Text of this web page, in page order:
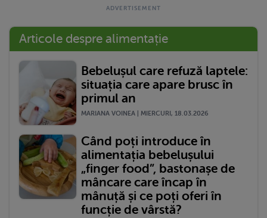
Articole despre alimentație
Bebelușul care refuză laptele:
situația care apare brusc în
primul an
MARIANA VOINEA | MIERCURI, 18.03.2026
Când poți introduce în
alimentația bebelușului
„finger food”, bastonașe de
mâncare care încap în
mânuță și ce poți oferi în
funcție de vârstă?